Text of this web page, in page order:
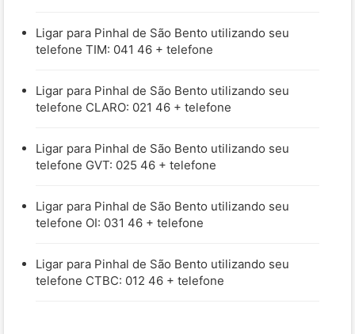
Ligar para Pinhal de São Bento utilizando seu
telefone TIM: 041 46 + telefone
Ligar para Pinhal de São Bento utilizando seu
telefone CLARO: 021 46 + telefone
Ligar para Pinhal de São Bento utilizando seu
telefone GVT: 025 46 + telefone
Ligar para Pinhal de São Bento utilizando seu
telefone OI: 031 46 + telefone
Ligar para Pinhal de São Bento utilizando seu
telefone CTBC: 012 46 + telefone